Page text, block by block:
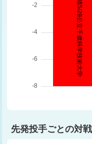
先発投手ごとの対